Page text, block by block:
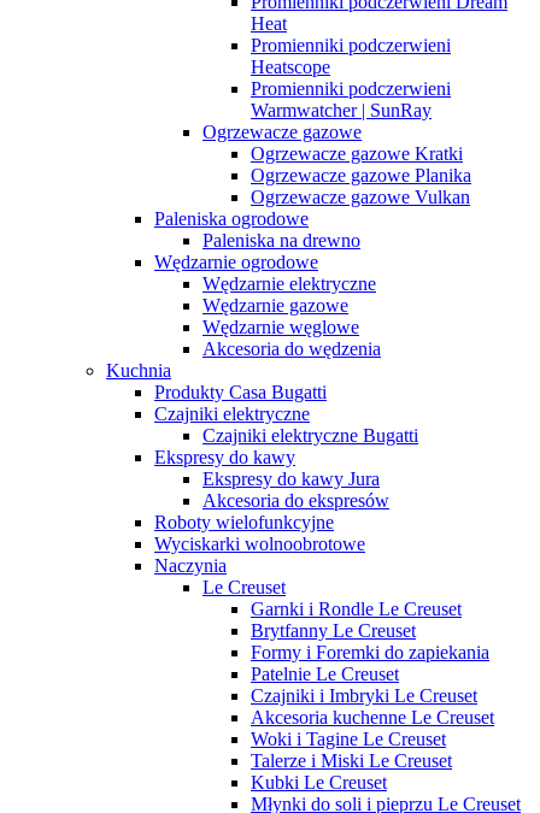
Heat
Promienniki podczerwieni
Heatscope
Promienniki podczerwieni
Warmwatcher | SunRay
Ogrzewacze gazowe
Ogrzewacze gazowe Kratki
Ogrzewacze gazowe Planika
Ogrzewacze gazowe Vulkan
Paleniska ogrodowe
Paleniska na drewno
Wędzarnie ogrodowe
Wędzarnie elektryczne
Wędzarnie gazowe
Wędzarnie węglowe
Akcesoria do wędzenia
Kuchnia
Produkty Casa Bugatti
Czajniki elektryczne
Czajniki elektryczne Bugatti
Ekspresy do kawy
Ekspresy do kawy Jura
Akcesoria do ekspresów
Roboty wielofunkcyjne
Wyciskarki wolnoobrotowe
Naczynia
Le Creuset
Garnki i Rondle Le Creuset
Brytfanny Le Creuset
Formy i Foremki do zapiekania
Patelnie Le Creuset
Czajniki i Imbryki Le Creuset
Akcesoria kuchenne Le Creuset
Woki i Tagine Le Creuset
Talerze i Miski Le Creuset
Kubki Le Creuset
Młynki do soli i pieprzu Le Creuset